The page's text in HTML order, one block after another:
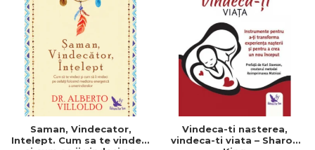
Saman, Vindecator,
Intelept. Cum sa te vindeci
Vindeca-ti nasterea,
vindeca-ti viata – Sharon